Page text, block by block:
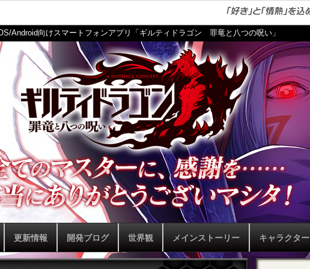
Android向けスマートフォンアプリ「ギルティドラゴン 罪竜と八つの呪い」
更新情報 開発ブログ 世界観 メインストーリー キャラクター